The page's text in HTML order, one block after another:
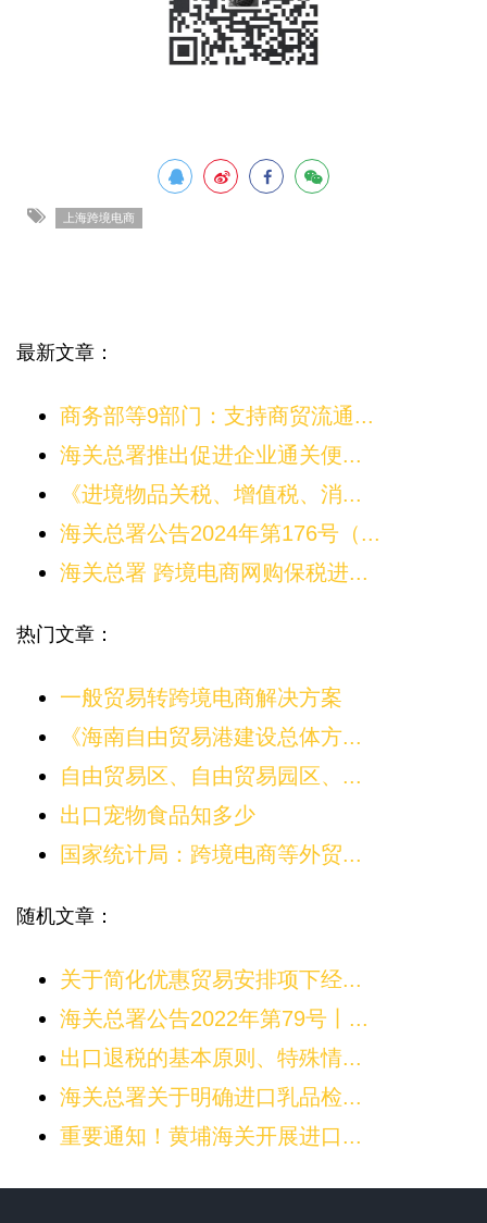
上海跨境电商
最新文章：
商务部等9部门：支持商贸流通...
海关总署推出促进企业通关便...
《进境物品关税、增值税、消...
海关总署公告2024年第176号（...
海关总署 跨境电商网购保税进...
热门文章：
一般贸易转跨境电商解决方案
《海南自由贸易港建设总体方...
自由贸易区、自由贸易园区、...
出口宠物食品知多少
国家统计局：跨境电商等外贸...
随机文章：
关于简化优惠贸易安排项下经...
海关总署公告2022年第79号丨...
出口退税的基本原则、特殊情...
海关总署关于明确进口乳品检...
重要通知！黄埔海关开展进口...